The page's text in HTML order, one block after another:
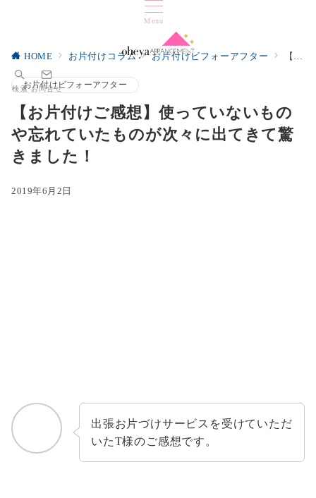
Menu
検索 お問合せ
HOME お片付けコラム お片付けビフォーアフター 【お片付けご感想】使っていないものや忘れていたものが次々に出てきて驚きました！
お片付けビフォーアフター
【お片付けご感想】使っていないもの
や忘れていたものが次々に出てきて驚
きました！
2019年6月2日
出張お片づけサービスを受けていただ
いたT様のご感想です。